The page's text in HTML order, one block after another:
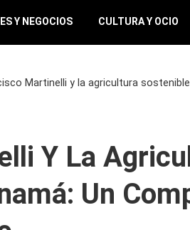
Y NEGOCIOS CULTURA Y OCIO
Martinelli y la agricultura
Y La
Un